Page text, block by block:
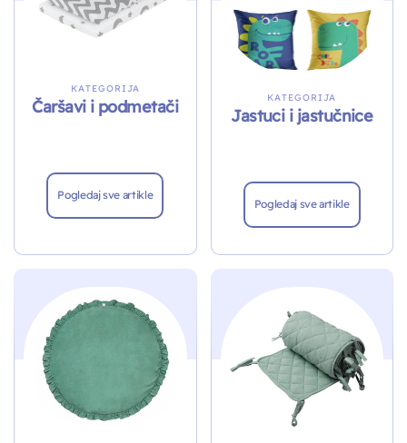
KATEGORIJA
Čaršavi i podmetači
Pogledaj sve artikle
KATEGORIJA
Jastuci i jastučnice
Pogledaj sve artikle